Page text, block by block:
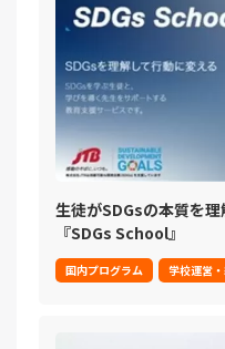
生徒がSDGsの本質を
『SDGs School』
国内プログラム 学校運営